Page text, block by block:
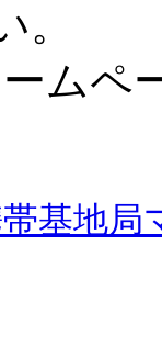
。
ムペ
基地局